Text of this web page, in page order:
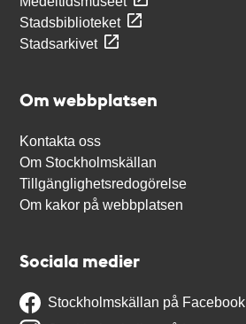
Stadsbiblioteket
Stadsarkivet
Om webbplatsen
Kontakta oss
Om Stockholmskällan
Tillgänglighetsredogörelse
Om kakor på webbplatsen
Sociala medier
Stockholmskällan på Facebook